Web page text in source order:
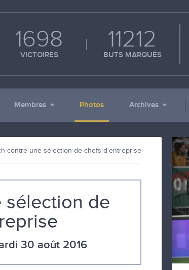
1698
VICTOIRES
11212
BUTS MARQUÉS
Membres Photos Archives
contre une sélection de chefs d’entreprise
sélection de
30 août 2016